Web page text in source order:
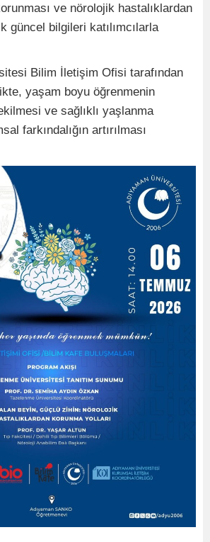
ve nörolojik hastalıklardan
güncel bilgileri katılımcılarla
Bilim İletişim Ofisi tarafından
yaşam boyu öğrenmenin
ve sağlıklı yaşlanma
farkındalığın artırılması